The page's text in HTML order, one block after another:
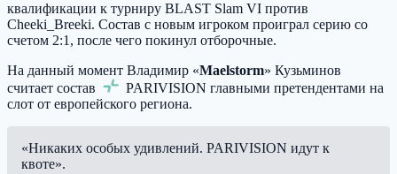
квалификации к турниру BLAST Slam VI против
Cheeki_Breeki. Состав с новым игроком проиграл серию со
счетом 2:1, после чего покинул отборочные.
На данный момент Владимир «Maelstorm» Кузьминов
считает состав
PARIVISION главными претендентами на
слот от европейского региона.
«Никаких особых удивлений. PARIVISION идут к
квоте».